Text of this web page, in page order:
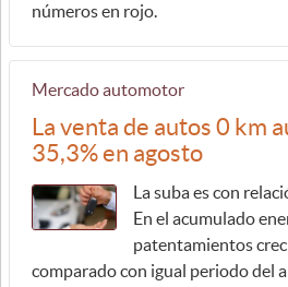
números en rojo.
Mercado automotor
La venta de autos 0 km
35,3% en agosto
La suba es con
En el acumulado
patentamientos
comparado con igual periodo del